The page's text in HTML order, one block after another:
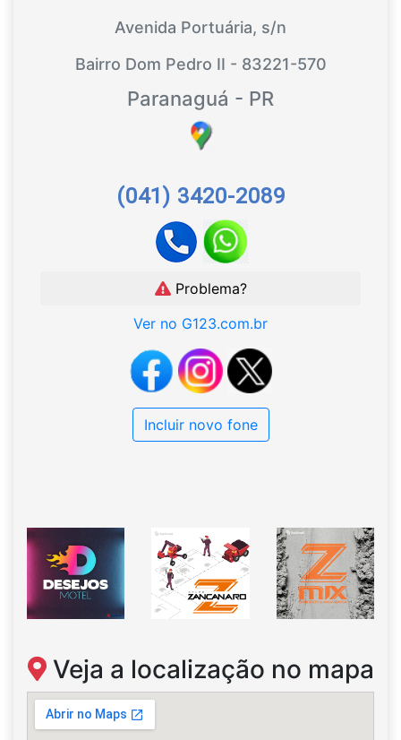
Avenida Portuária, s/n
Bairro Dom Pedro II - 83221-570
Paranaguá - PR
(041) 3420-2089
Problema?
Ver no G123.com.br
Incluir novo fone
Veja a localização no mapa